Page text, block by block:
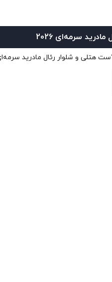
سرمه‌ای 2026
و شلوار رئال مادرید سرمه‌ای